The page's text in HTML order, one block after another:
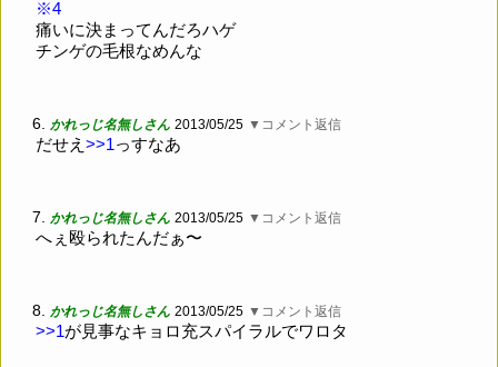
※4
痛いに決まってんだろハゲ
チンゲの毛根なめんな
6. かれっじ名無しさん 2013/05/25 ▼コメント返信
だせえ >>1っすなあ
7. かれっじ名無しさん 2013/05/25 ▼コメント返信
へぇ殴られたんだぁ〜
8. かれっじ名無しさん 2013/05/25 ▼コメント返信
>>1が見事なキョロ充スパイラルでワロタ